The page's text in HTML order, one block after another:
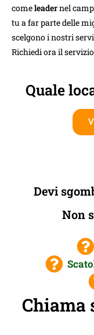
comeleadernel
tu a far parte delle
scelgono i nostri
Richiedi ora il
Quale
Devi
Non
Chiama